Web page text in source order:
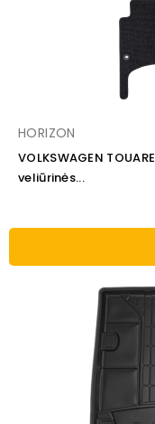
HORIZON
VOLKSWAGEN
veliūrinės...